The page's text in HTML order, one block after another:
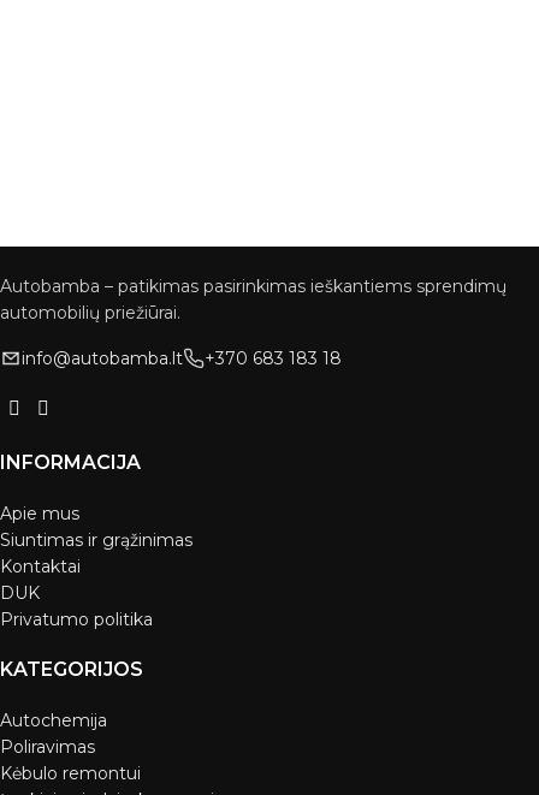
Autobamba – patikimas pasirinkimas ieškantiems sprendimų
automobilių priežiūrai.
info@autobamba.lt +370 683 183 18
INFORMACIJA
Apie mus
Siuntimas ir grąžinimas
Kontaktai
DUK
Privatumo politika
KATEGORIJOS
Autochemija
Poliravimas
Kėbulo remontui